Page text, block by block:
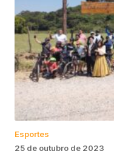
Esportes
25 de outubro de 2023